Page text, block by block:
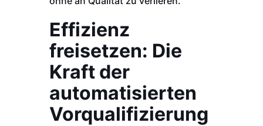
Effizienz
freisetzen: Die
Kraft der
automatisierten
Vorqualifizierung